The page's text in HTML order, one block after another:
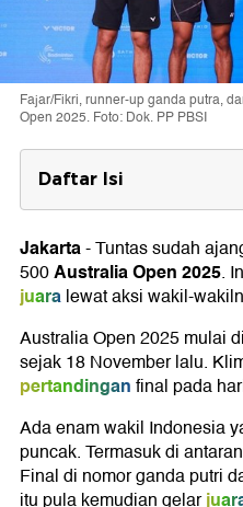
Fajar/Fikri, runner-up ganda putra,
Open 2025. Foto: Dok. PP PBSI
Daftar Isi
Final Australia
Jakarta-Tuntas sudah
500Australia Open 2025.
juaralewat aksi wakil-
Australia Open 2025 mulai
sejak 18 November lalu.
pertandinganfinal pada
Ada enam wakil Indonesia
puncak. Termasuk di
Final di nomor ganda putri
itu pula kemudian gelar